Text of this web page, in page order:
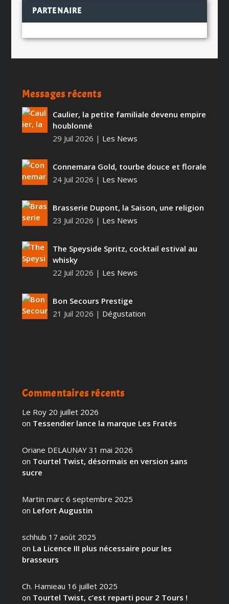
PARTENAIRE
Messages récents
Caulier, la petite familiale devenu empire
houblonné
29 Juil 2026 | Les News
Connemara Gold, tourbe douce et florale
24 Juil 2026 | Les News
Brasserie Dupont, la Saison, une religion
23 Juil 2026 | Les News
The Speyside Spritz, cocktail estival au
whisky
22 Juil 2026 | Les News
Bon Secours Prestige
21 Juil 2026 | Dégustation
Commentaires récents
Le Roy 20 juillet 2026
on Tessendier lance la marque Les Fratés
Oriane DELAUNAY 31 mai 2026
on Tourtel Twist, désormais en version sans
sucre
Martin marc 6 septembre 2025
on Lefort Augustin
schhub 17 août 2025
on La Licence III plus nécessaire pour les
brasseurs
Ch. Hamieau 16 juillet 2025
on Tourtel Twist, c’est reparti pour 2 Tours !